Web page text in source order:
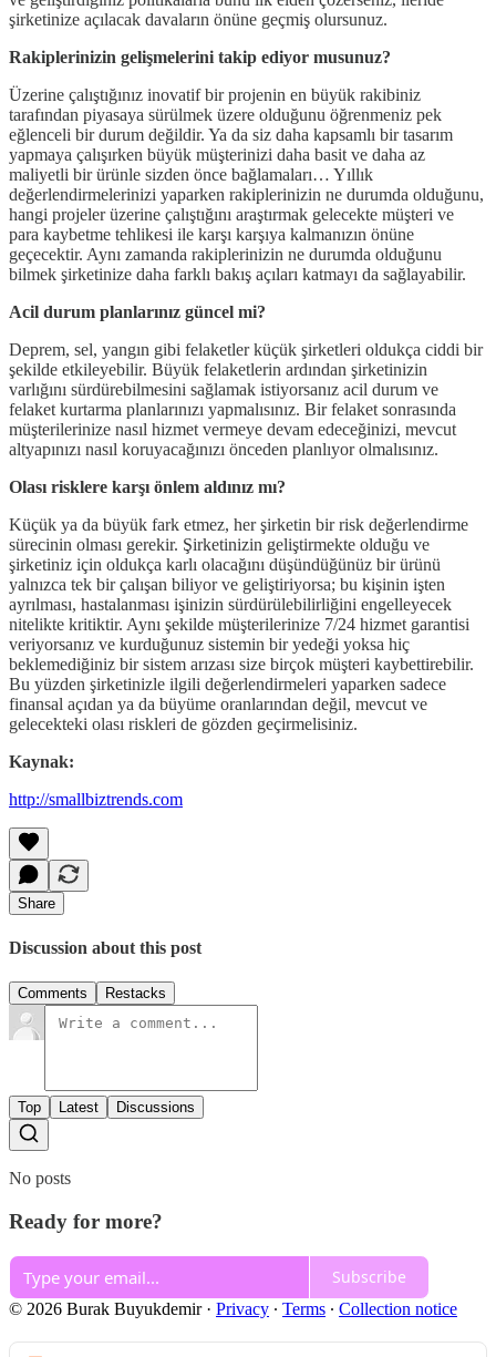
şirketinize açılacak davaların önüne geçmiş olursunuz.
Rakiplerinizin gelişmelerini takip ediyor musunuz?
Üzerine çalıştığınız inovatif bir projenin en büyük rakibiniz
tarafından piyasaya sürülmek üzere olduğunu öğrenmeniz pek
eğlenceli bir durum değildir. Ya da siz daha kapsamlı bir tasarım
yapmaya çalışırken büyük müşterinizi daha basit ve daha az
maliyetli bir ürünle sizden önce bağlamaları… Yıllık
değerlendirmelerinizi yaparken rakiplerinizin ne durumda olduğunu,
hangi projeler üzerine çalıştığını araştırmak gelecekte müşteri ve
para kaybetme tehlikesi ile karşı karşıya kalmanızın önüne
geçecektir. Aynı zamanda rakiplerinizin ne durumda olduğunu
bilmek şirketinize daha farklı bakış açıları katmayı da sağlayabilir.
Acil durum planlarınız güncel mi?
Deprem, sel, yangın gibi felaketler küçük şirketleri oldukça ciddi bir
şekilde etkileyebilir. Büyük felaketlerin ardından şirketinizin
varlığını sürdürebilmesini sağlamak istiyorsanız acil durum ve
felaket kurtarma planlarınızı yapmalısınız. Bir felaket sonrasında
müşterilerinize nasıl hizmet vermeye devam edeceğinizi, mevcut
altyapınızı nasıl koruyacağınızı önceden planlıyor olmalısınız.
Olası risklere karşı önlem aldınız mı?
Küçük ya da büyük fark etmez, her şirketin bir risk değerlendirme
sürecinin olması gerekir. Şirketinizin geliştirmekte olduğu ve
şirketiniz için oldukça karlı olacağını düşündüğünüz bir ürünü
yalnızca tek bir çalışan biliyor ve geliştiriyorsa; bu kişinin işten
ayrılması, hastalanması işinizin sürdürülebilirliğini engelleyecek
nitelikte kritiktir. Aynı şekilde müşterilerinize 7/24 hizmet garantisi
veriyorsanız ve kurduğunuz sistemin bir yedeği yoksa hiç
beklemediğiniz bir sistem arızası size birçok müşteri kaybettirebilir.
Bu yüzden şirketinizle ilgili değerlendirmeleri yaparken sadece
finansal açıdan ya da büyüme oranlarından değil, mevcut ve
gelecekteki olası riskleri de gözden geçirmelisiniz.
Kaynak:
http://smallbiztrends.com
Share
Discussion about this post
Comments Restacks
Top Latest Discussions
No posts
Ready for more?
Subscribe
© 2026 Burak Buyukdemir· Privacy ∙ Terms ∙ Collection notice